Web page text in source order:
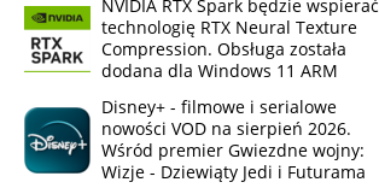
NVIDIA RTX Spark będzie wspierać
technologię RTX Neural Texture
Compression. Obsługa została
dodana dla Windows 11 ARM
Disney+ - filmowe i serialowe
nowości VOD na sierpień 2026.
Wśród premier Gwiezdne wojny:
Wizje - Dziewiąty Jedi i Futurama